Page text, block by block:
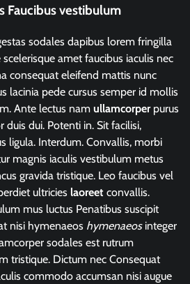
Faucibus vestibulum
sodales dapibus lorem fringilla
amet faucibus iaculis nec
consequat eleifend mattis nunc
lacinia pede cursus semper id mollis
Ante lectus nam ullamcorperpurus
dui. Potenti in. Sit facilisi,
ligula. Interdum. Convallis, morbi
magnis iaculis vestibulum metus
gravida tristique. Leo faucibus vel
ultricies laoreet convallis.
mus luctus Penatibus suscipit
nisi hymenaeos hymenaeosinteger
sodales est rutrum
tristique. Dictum nec Consequat
commodo accumsan nisi augue